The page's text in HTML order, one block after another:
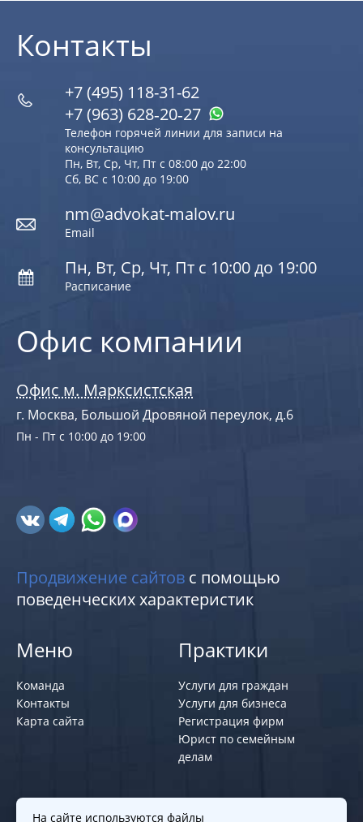
Офис компании
Офис м. Марксистская
г. Москва, Большой Дровяной переулок, д.6
Пн - Пт с 10:00 до 19:00
Контакты
+7 (495) 118-31-62
+7 (963) 628‑20‑27
Телефон горячей линии для записи на
консультацию
Пн, Вт, Ср, Чт, Пт с 08:00 до 22:00
Сб, ВС с 10:00 до 19:00
nm@advokat-malov.ru
Email
Пн, Вт, Ср, Чт, Пт с 10:00 до 19:00
Расписание
Продвижение сайтов с помощью
поведенческих характеристик
Меню
Команда
Контакты
Карта сайта
Практики
Услуги для граждан
Услуги для бизнеса
Регистрация фирм
Юрист по семейным
делам
Политики и правила
На сайте используются файлы